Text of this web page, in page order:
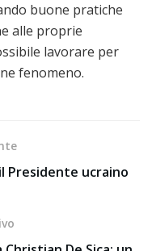
buone pratiche
alle proprie
lavorare per
fenomeno.
Presidente ucraino